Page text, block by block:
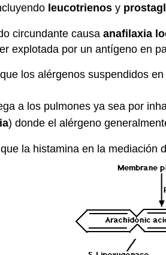
leucotrienosy
circundante causa anafilaxia
explotada por un antígeno en
los alérgenos suspendidos
a los pulmones ya sea por
) donde el alérgeno
la histamina en la mediación